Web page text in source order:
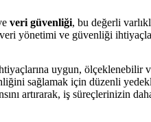
veri güvenliği, bu değerli
yönetimi ve güvenliği
uygun, ölçeklenebilir
sağlamak için düzenli
artırarak, iş süreçlerinizin